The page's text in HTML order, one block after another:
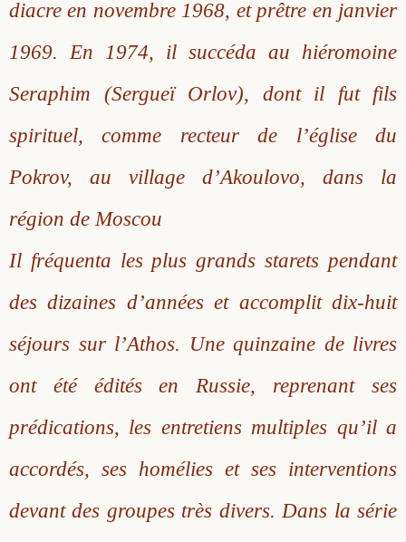
diacre en novembre 1968, et prêtre en janvier
1969. En 1974, il succéda au hiéromoine
Seraphim (Sergueï Orlov), dont il fut fils
spirituel, comme recteur de l’église du
Pokrov, au village d’Akoulovo, dans la
région de Moscou
Il fréquenta les plus grands starets pendant
des dizaines d’années et accomplit dix-huit
séjours sur l’Athos. Une quinzaine de livres
ont été édités en Russie, reprenant ses
prédications, les entretiens multiples qu’il a
accordés, ses homélies et ses interventions
devant des groupes très divers. Dans la série